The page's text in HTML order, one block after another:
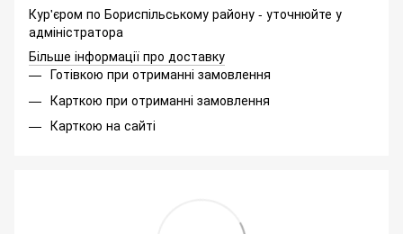
Кур'єром по Бориспільському району - уточнюйте у
адміністратора
Більше інформації про доставку
Готівкою при отриманні замовлення
Карткою при отриманні замовлення
Карткою на сайті